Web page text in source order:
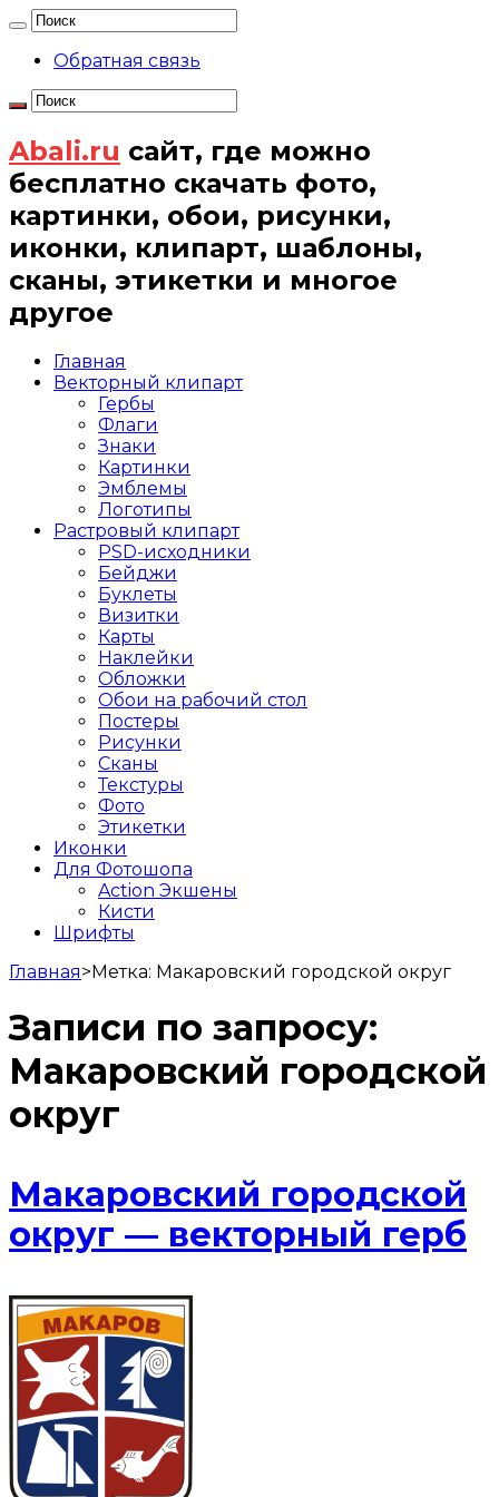
Обратная связь
Abali.ru сайт, где можно
бесплатно скачать фото,
картинки, обои, рисунки,
иконки, клипарт, шаблоны,
сканы, этикетки и многое
другое
Главная
Векторный клипарт
Гербы
Флаги
Знаки
Картинки
Эмблемы
Логотипы
Растровый клипарт
PSD-исходники
Бейджи
Буклеты
Визитки
Карты
Наклейки
Обложки
Обои на рабочий стол
Постеры
Рисунки
Сканы
Текстуры
Фото
Этикетки
Иконки
Для Фотошопа
Action Экшены
Кисти
Шрифты
Главная>Метка: Макаровский городской округ
Записи по запросу:
Макаровский городской
округ
Макаровский городской
округ — векторный герб